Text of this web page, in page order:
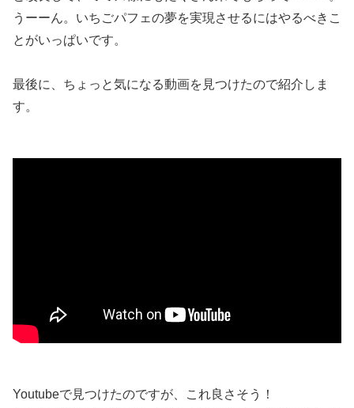
うーーん。いちごパフェの夢を実現させるにはやるべきこ
とがいっぱいです。
最後に、ちょっと気になる動画を見つけたので紹介しま
す。
Youtubeで見つけたのですが、これ良さそう！